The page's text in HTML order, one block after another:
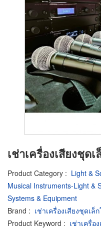
เช่าเครื่องเสียงชุด
Product Category : Light &
Musical Instruments-Light &
Systems & Equipment
Brand : เช่าเครื่องเสียงชุดเล็
Product Keyword : เช่าเครื่อ